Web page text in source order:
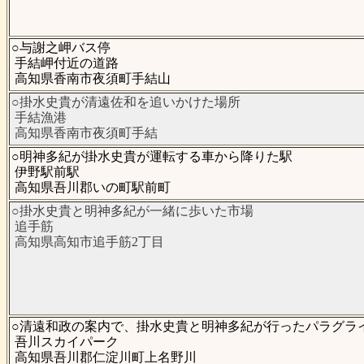
○与謝之岬バス停
手結岬付近の道路
高知県香南市夜須町手結山
○掛水史貴が清遠佐和を追いかけた場所
手結漁港
高知県香南市夜須町手結
○明神多紀が掛水史貴が運転する車から降りた駅
伊野駅前駅
高知県吾川郡いの町駅前町
○掛水史貴と明神多紀が一緒に歩いた市場
追手筋
高知県高知市追手筋2丁目
○清遠和政の案内で、掛水史貴と明神多紀が行ったパラグラ
吾川スカイパーク
高知県吾川郡仁淀川町上名野川